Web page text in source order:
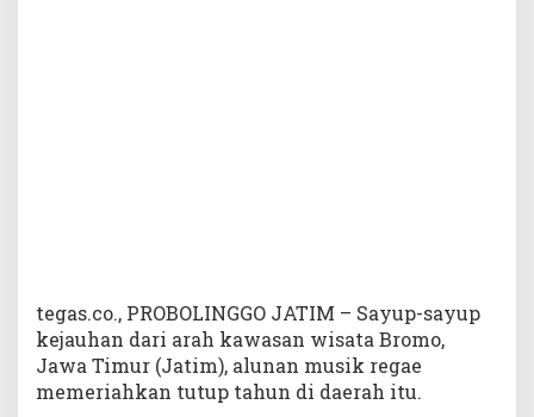
i
A
k
h
i
tegas.co., PROBOLINGGO JATIM – Sayup-sayup
kejauhan dari arah kawasan wisata Bromo,
Jawa Timur (Jatim), alunan musik regae
memeriahkan tutup tahun di daerah itu.